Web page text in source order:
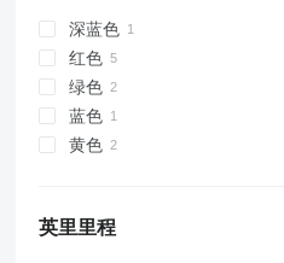
深蓝色
红色
绿色
蓝色
黄色
英里里程